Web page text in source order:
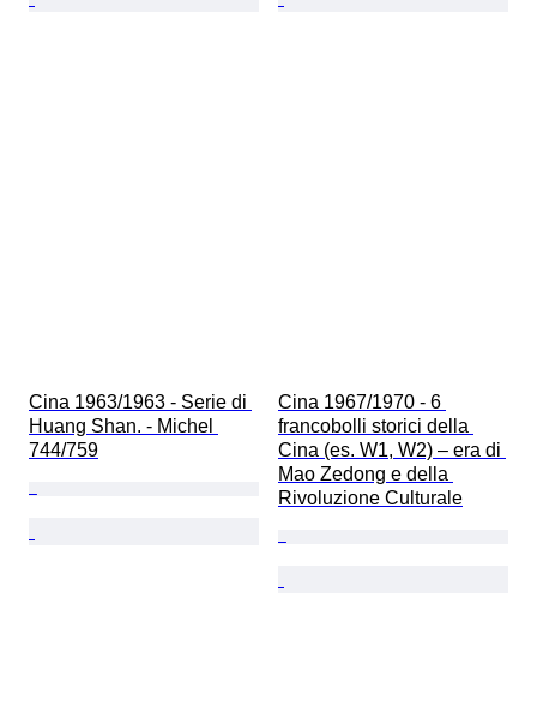
Cina 1963/1963 - Serie di
Huang Shan. - Michel
744/759
Cina 1967/1970 - 6
francobolli storici della
Cina (es. W1, W2) – era di
Mao Zedong e della
Rivoluzione Culturale